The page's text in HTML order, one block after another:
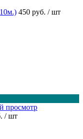
450 руб. / шт
просмотр
/ шт